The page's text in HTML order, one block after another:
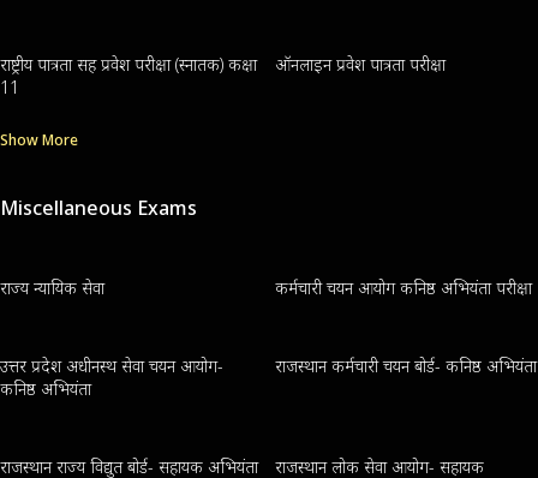
राष्ट्रीय पात्रता सह प्रवेश परीक्षा (स्नातक) कक्षा
11
ऑनलाइन प्रवेश पात्रता परीक्षा
Show More
Miscellaneous Exams
राज्य न्यायिक सेवा कर्मचारी चयन आयोग कनिष्ठ अभियंता परीक्षा
उत्तर प्रदेश अधीनस्थ सेवा चयन आयोग-
कनिष्ठ अभियंता
राजस्थान कर्मचारी चयन बोर्ड- कनिष्ठ अभियंता
राजस्थान राज्य विद्युत बोर्ड- सहायक अभियंता
राजस्थान लोक सेवा आयोग- सहायक